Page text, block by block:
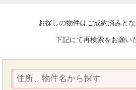
お探しの物件はご成約済みとな
下記にて再検索をお願い